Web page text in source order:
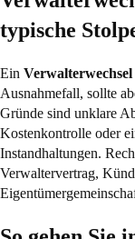
typische
Ein
Ausnahmefall, sollte
Gründe sind unklare
Kostenkontrolle oder
Instandhaltungen.
Verwaltervertrag,